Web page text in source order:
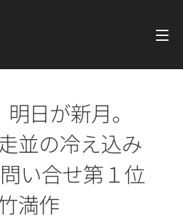
明日が新月。
並の冷え込み
合せ第１位
満作